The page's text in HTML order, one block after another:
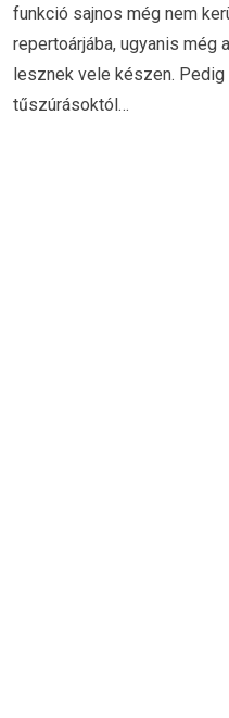
funkció sajnos még nem
repertoárjába, ugyanis még
lesznek vele készen.
tűszúrásoktól…